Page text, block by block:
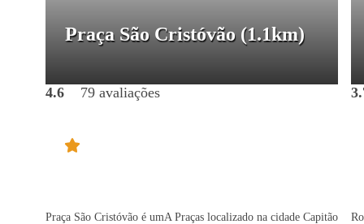
Praça São Cristóvão (1.1km)
4.6 79 avaliações
Praça São Cristóvão é umA Praças localizado na cidade Capitão